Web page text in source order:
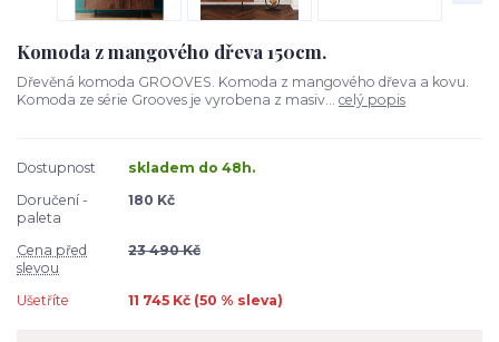
Komoda z mangového dřeva 150cm.
Dřevěná komoda GROOVES. Komoda z mangového dřeva a kovu.
Komoda ze série Grooves je vyrobena z masiv... celý popis
Dostupnost
skladem do 48h.
Doručení -
paleta
180 Kč
Cena před
slevou
23 490 Kč
Ušetříte 11 745 Kč (50 % sleva)